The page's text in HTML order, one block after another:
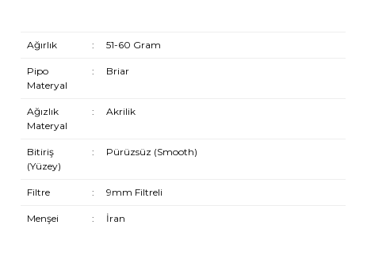
Ağırlık : 51-60 Gram
Pipo
Materyal
: Briar
Ağızlık
Materyal
: Akrilik
Bitiriş
(Yüzey)
: Pürüzsüz (Smooth)
Filtre : 9mm Filtreli
Menşei : İran